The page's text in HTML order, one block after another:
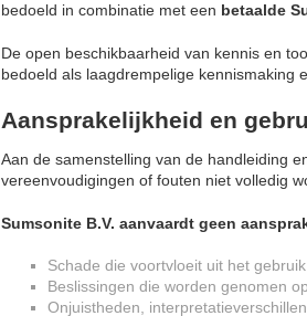
bedoeld in combinatie met een betaalde
De open beschikbaarheid van kennis en
bedoeld als laagdrempelige kennismaking
Aansprakelijkheid en
Aan de samenstelling van de handleiding
vereenvoudigingen of fouten niet volledig
Sumsonite B.V. aanvaardt geen
Schade die voortvloeit uit het
Beslissingen die worden genomen
Onjuistheden,